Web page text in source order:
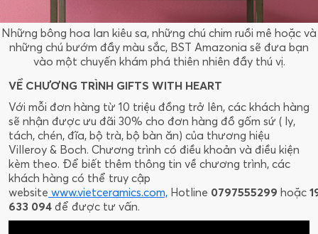
Những bông hoa lan kiêu sa, những chú chim ruồi mê hoặc và
những chú bướm đầy màu sắc, BST Amazonia sẽ đưa bạn
vào một chuyến khám phá thiên nhiên đầy thú vị.
VỀ CHƯƠNG TRÌNH GIFTS WITH HEART
Với mỗi đơn hàng từ 10 triệu đồng trở lên, các khách hàng
sẽ nhận được ưu đãi 30% cho đơn hàng đồ gốm sứ ( ly,
tách, chén, đĩa, bộ trà, bộ bàn ăn) của thương hiệu
Villeroy & Boch. Chương trình có điều khoản và điều kiện
kèm theo. Để biết thêm thông tin về chương trình, các
khách hàng có thể truy cập
website www.vietceramics.com, Hotline 0797555299 hoặc
633 094 để được tư vấn.